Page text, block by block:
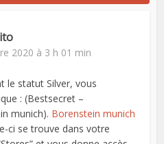
2020 à 3 h 01 min
le statut Silver, vous
: (Bestsecret –
munich). Borenstein munich
ci se trouve dans votre